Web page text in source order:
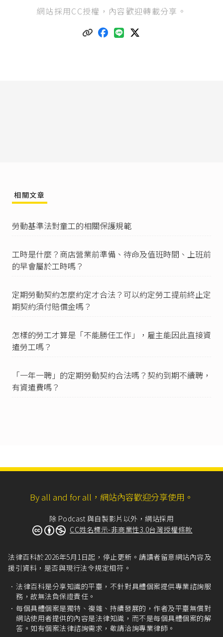
I 經中央主管機關核定公告之下列工作者，得由勞
夜間工作，並報請當地主管機關核備，不受第三
視性工作：係指於一定場所以監視為主之工作。
四、間歇性工作：係指工作本身以間歇性之方式
查詢網址：中華民國勞動部全球資訊網（201
過去實務上曾有「報請主管機關核備」與否是否
會影響勞動基準法第84條之1約定效力之爭議，但
以如未報請核備，則不生排除勞動基準法相關適
用之效力，仍須受勞動基準法有關工作時間、例
此可參大法官第726號解釋文：「勞動基準法第八
十四條之一有關勞雇雙方對於工作時間、例假、
主管機關核備之規定，係強制規定，如未經當地
主管機關核備，該約定尚不得排除同法第三十
條、第三十二條、第三十六條、第三十七條及第
用，對於勞工健康及福祉影響甚鉅，又個別勞工
地方主管機關介入、核可備查個別契約之必要，
嚴加把關責任制勞工之權益。因此，若未經各地
主管機關核備者，即屬違反強制規定，責任制之
各行業之「工作時間審核參考指引」可在勞動部
基準法第84條之1約定書審查基準」。
依勞動部（87）勞動二字第004365號公告
3/4），資訊服務業僱用之負責事業經營管理工作
符合勞動基準法施行細則第50條之1第1款規定之
主管人員，以及系統研發工程師與維護工程師符
網站採用CC授權，內容歡迎轉載分享。
相關文章
勞動基準法對童工的相關保護規範
工時是什麼？商店營業前準備、待命及值班時間、上班前
的早會屬於工時嗎？
定期勞動契約怎麼約定才合法？可以約定勞工提前終止定
期契約須付賠償金嗎？
怎樣的勞工才算是「不能勝任工作」，雇主能因此直接資
遣勞工嗎？
「一年一聘」的定期勞動契約合法嗎？契約到期不續聘，
有資遣費嗎？
By all and for all，網站內容歡迎分享使用。
除 Podcast 與自製影片以外，網站採用
CC姓名標示-非商業性3.0台灣授權條款
法律百科於2026年5月1日起，停止更新。請讀者留意網站內容及
援引資料，是否與現行法令規定相符。
法律百科是分享知識的平臺，不針對具體個案提供專業諮詢服
務，故無法負保證責任。
每個具體個案是獨特、複雜、持續發展的，作者及平臺無償對
網站使用者提供的內容是法律知識，而不是每個具體個案的解
答。如有個案法律諮詢需求，敬請洽詢專業律師。